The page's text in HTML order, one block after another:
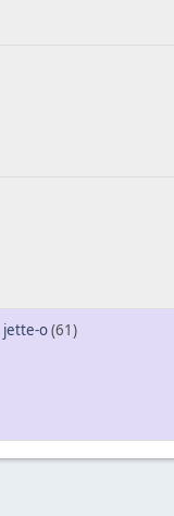
jette-o(61)